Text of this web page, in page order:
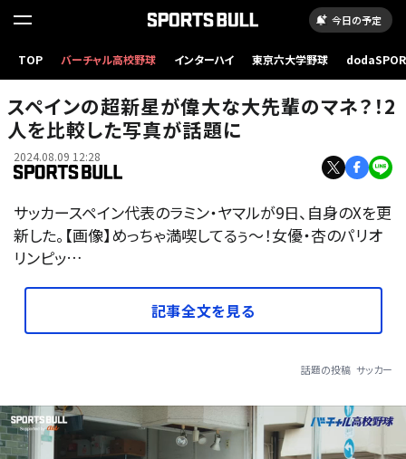
今日の予定
TOP バーチャル高校野球 インターハイ 東京六大学野球
スペインの超新星が偉大な大先輩のマネ？！2
人を比較した写真が話題に
2024.08.09 12:28
サッカースペイン代表のラミン・ヤマルが9日、自身のXを更
新した。【画像】めっちゃ満喫してるぅ～！女優・杏のパリオ
リンピッ…
記事全文を見る
話題の投稿 サッカー